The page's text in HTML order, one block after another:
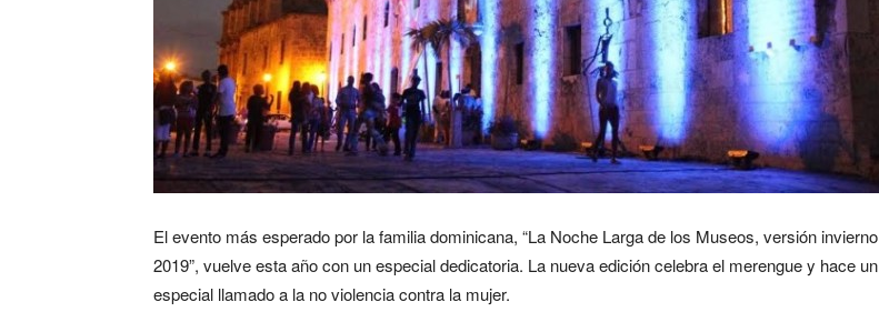
El evento más esperado por la familia dominicana, “La Noche Larga de los Museos, versión invierno
2019”, vuelve esta año con un especial dedicatoria. La nueva edición celebra el merengue y hace un
especial llamado a la no violencia contra la mujer.